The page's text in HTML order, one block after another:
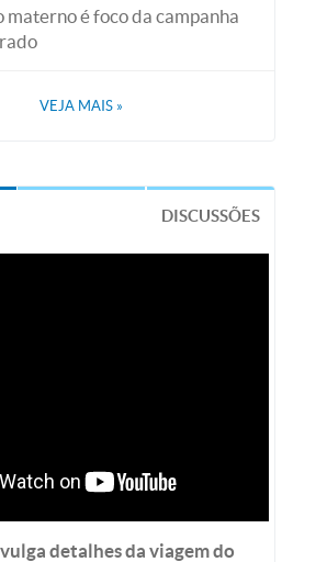
é foco da campanha
VEJA MAIS »
DISCUSSÕES
detalhes da viagem do